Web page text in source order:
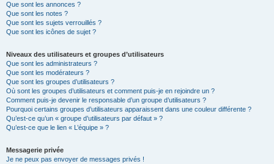
Que sont les annonces ?
Que sont les notes ?
Que sont les sujets verrouillés ?
Que sont les icônes de sujet ?
Niveaux des utilisateurs et groupes d’utilisateurs
Que sont les administrateurs ?
Que sont les modérateurs ?
Que sont les groupes d’utilisateurs ?
Où sont les groupes d’utilisateurs et comment puis-je en rejoindre un ?
Comment puis-je devenir le responsable d’un groupe d’utilisateurs ?
Pourquoi certains groupes d’utilisateurs apparaissent dans une couleur différente ?
Qu’est-ce qu’un « groupe d’utilisateurs par défaut » ?
Qu’est-ce que le lien « L’équipe » ?
Messagerie privée
Je ne peux pas envoyer de messages privés !